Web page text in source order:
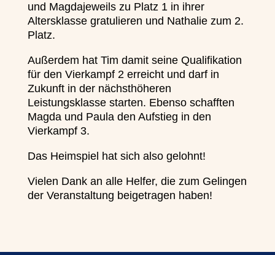
und Magdajeweils zu Platz 1 in ihrer
Altersklasse gratulieren und Nathalie zum 2.
Platz.
Außerdem hat Tim damit seine Qualifikation
für den Vierkampf 2 erreicht und darf in
Zukunft in der nächsthöheren
Leistungsklasse starten. Ebenso schafften
Magda und Paula den Aufstieg in den
Vierkampf 3.
Das Heimspiel hat sich also gelohnt!
Vielen Dank an alle Helfer, die zum Gelingen
der Veranstaltung beigetragen haben!